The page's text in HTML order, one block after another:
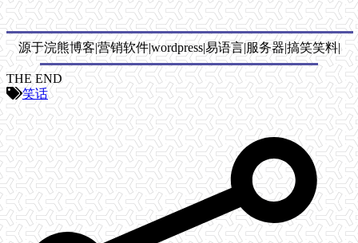
源于浣熊博客|营销软件|wordpress|易语言|服务器|搞笑笑料|
THE END
笑话